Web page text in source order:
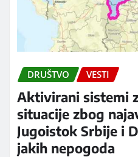
DRUŠTVO VESTI
Aktivirani sistemi
situacije zbog
Jugoistok Srbije i
jakih nepogoda